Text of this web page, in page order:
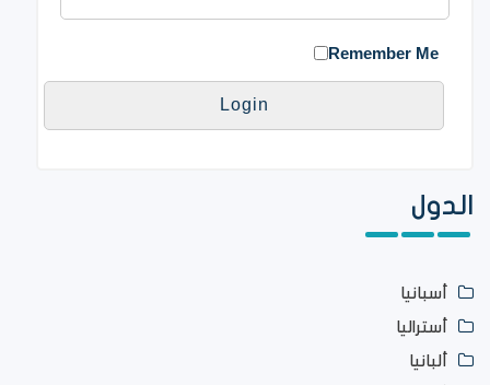
Remember Me
الدول
أسبانيا
أستراليا
ألبانيا